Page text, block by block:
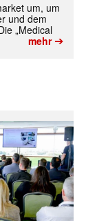
✕
um, um
und dem
„Medical
mehr➔